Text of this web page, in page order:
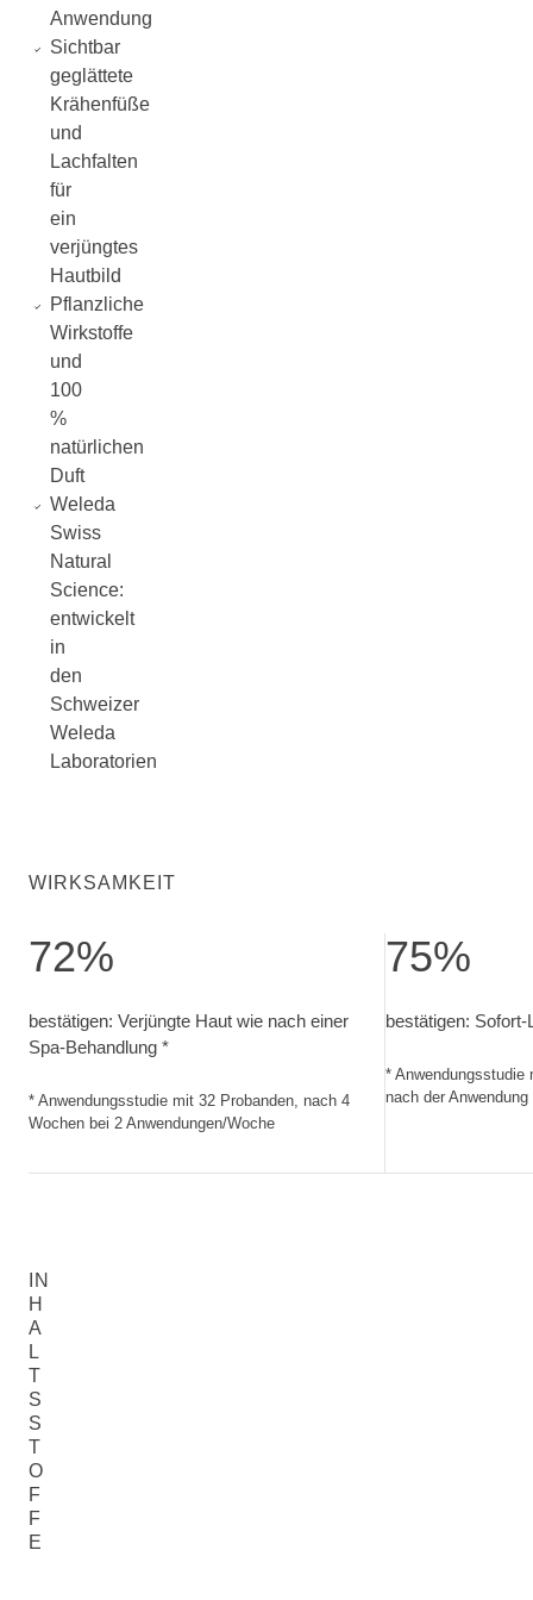
Anwendung
Sichtbar
geglättete
Krähenfüße
und
Lachfalten
für
ein
verjüngtes
Hautbild
Pflanzliche
Wirkstoffe
und
100
%
natürlichen
Duft
Weleda
Swiss
Natural
Science:
entwickelt
in
den
Schweizer
Weleda
Laboratorien
WIRKSAMKEIT
72%
bestätigen: Verjüngte Haut wie nach einer
Spa-Behandlung *
* Anwendungsstudie mit 32 Probanden, nach 4
Wochen bei 2 Anwendungen/Woche
75%
bestätigen:
* Anwendungsstudie
nach der
IN
H
A
L
T
S
S
T
O
F
F
E